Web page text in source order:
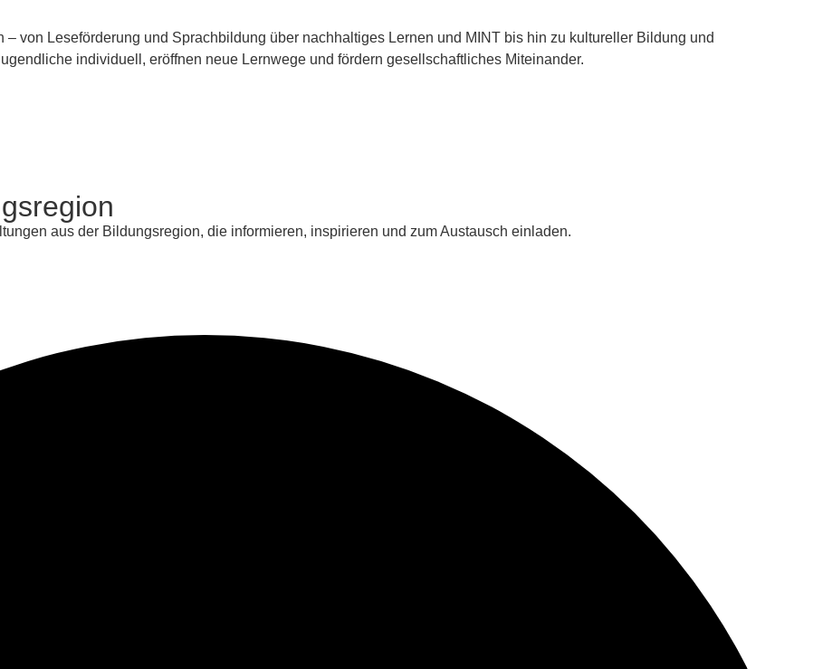
von Leseförderung und Sprachbildung über nachhaltiges Lernen und MINT bis hin zu kultureller Bildung und
individuell, eröffnen neue Lernwege und fördern gesellschaftliches Miteinander.
aus der Bildungsregion, die informieren, inspirieren und zum Austausch einladen.